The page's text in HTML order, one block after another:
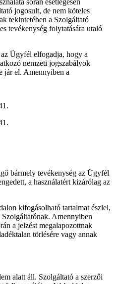
során esetlegesen
jogosult, de nem köteles
tekintetében a Szolgáltató
tevékenység folytatására utaló
Ügyfél elfogadja, hogy a
nemzeti jogszabályok
jár el. Amennyiben a
bármely tevékenység az Ügyfél
a használatért kizárólag az
kifogásolható tartalmat észlel,
Amennyiben
a jelzést megalapozottnak
törlésére vagy annak
alatt áll. Szolgáltató a szerzői